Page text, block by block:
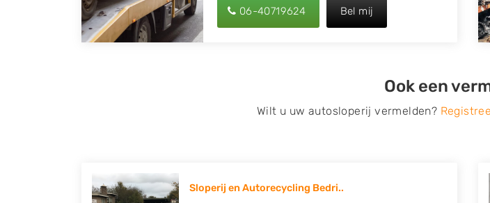
U kunt er ook voor kiezen om direct uw sloopauto te verkopen en op te
laten halen door de Sloopauto Ophaaldienst van Autosloperijen.nl. Wij
tweedehands auto onderdelen offerte aanvragen? Dat kan via de
Onderdelenlijn! Vul uw kenteken in en druk op verzenden.
Honda, Hyundai, Kia, Mazda, Mercedes Benz, Mitsubishi, Nissan, Opel,
Peugeot, Porsche, Renault, Seat, Skoda, Suzuki, Tesla, Toyota,
06-40719624 Bel mij
Ook een
Wilt u uw autosloperij vermelden?
Sloperij en Autorecycling Bedri..